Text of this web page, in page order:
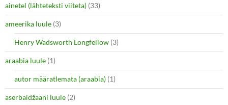
t
t
e
r
(
O
p
e
n
n
n
w
e
b
o
o
k
(
O
p
e
n
i
n
n
e
ainetel (lähteteksti viiteta) (33)
ameerika luule (3)
Henry Wadsworth Longfellow (3)
araabia luule (1)
autor määratlemata (araabia) (1)
aserbaidžaani luule (2)